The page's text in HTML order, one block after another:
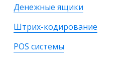
Денежные ящики
Штрих-кодирование
POS системы